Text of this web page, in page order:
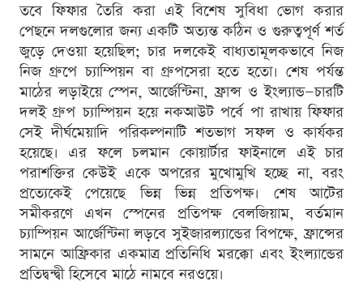
তবে ফিফার তৈরি করা এই বিশেষ সুবিধা ভোগ করার
পেছনে দলগুলোর জন্য একটি অত্যন্ত কঠিন ও গুরুত্বপূর্ণ শর্ত
জুড়ে দেওয়া হয়েছিল; চার দলকেই বাধ্যতামূলকভাবে নিজ
নিজ গ্রুপে চ্যাম্পিয়ন বা গ্রুপসেরা হতে হতো। শেষ পর্যন্ত
মাঠের লড়াইয়ে স্পেন, আর্জেন্টিনা, ফ্রান্স ও ইংল্যান্ড—চারটি
দলই গ্রুপ চ্যাম্পিয়ন হয়ে নকআউট পর্বে পা রাখায় ফিফার
সেই দীর্ঘমেয়াদি পরিকল্পনাটি শতভাগ সফল ও কার্যকর
হয়েছে। এর ফলে চলমান কোয়ার্টার ফাইনালে এই চার
পরাশক্তির কেউই একে অপরের মুখোমুখি হচ্ছে না, বরং
প্রত্যেকেই পেয়েছে ভিন্ন ভিন্ন প্রতিপক্ষ। শেষ আটের
সমীকরণে এখন স্পেনের প্রতিপক্ষ বেলজিয়াম, বর্তমান
চ্যাম্পিয়ন আর্জেন্টিনা লড়বে সুইজারল্যান্ডের বিপক্ষে, ফ্রান্সের
সামনে আফ্রিকার একমাত্র প্রতিনিধি মরক্কো এবং ইংল্যান্ডের
প্রতিদ্বন্দ্বী হিসেবে মাঠে নামবে নরওয়ে।